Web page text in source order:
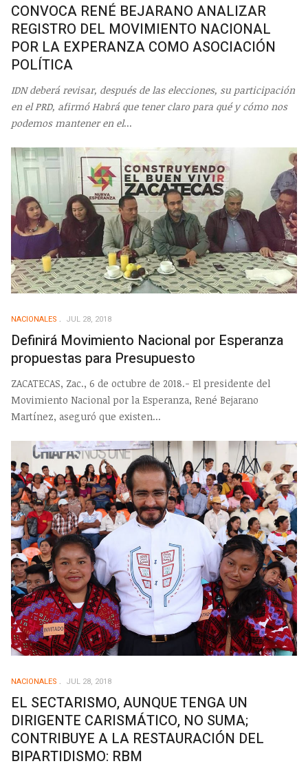
CONVOCA RENÉ BEJARANO ANALIZAR
REGISTRO DEL MOVIMIENTO NACIONAL
POR LA EXPERANZA COMO ASOCIACIÓN
POLÍTICA
IDN deberá revisar, después de las elecciones, su participación
en el PRD, afirmó Habrá que tener claro para qué y cómo nos
podemos mantener en el...
NACIONALES JUL 28, 2018
Definirá Movimiento Nacional por Esperanza
propuestas para Presupuesto
ZACATECAS, Zac., 6 de octubre de 2018.- El presidente del
Movimiento Nacional por la Esperanza, René Bejarano
Martínez, aseguró que existen...
NACIONALES JUL 28, 2018
EL SECTARISMO, AUNQUE TENGA UN
DIRIGENTE CARISMÁTICO, NO SUMA;
CONTRIBUYE A LA RESTAURACIÓN DEL
BIPARTIDISMO: RBM